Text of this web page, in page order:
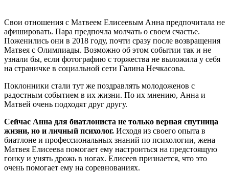
Свои отношения с Матвеем Елисеевым Анна предпочитала не
афишировать. Пара предпочла молчать о своем счастье.
Поженились они в 2018 году, почти сразу после возвращения
Матвея с Олимпиады. Возможно об этом событии так и не
узнали бы, если фотографию с торжества не выложила у себя
на страничке в социальной сети Галина Нечкасова.
Поклонники стали тут же поздравлять молодоженов с
радостным событием в их жизни. По их мнению, Анна и
Матвей очень подходят друг другу.
Сейчас Анна для биатлониста не только верная спутница
жизни, но и личный психолог. Исходя из своего опыта в
биатлоне и профессиональных знаний по психологии, жена
Матвея Елисеева помогает ему настроиться на предстоящую
гонку и унять дрожь в ногах. Елисеев признается, что это
очень помогает ему на соревнованиях.